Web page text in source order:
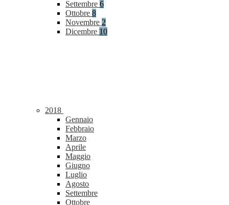
Settembre 6
Ottobre 8
Novembre 2
Dicembre 10
2018
Gennaio
Febbraio
Marzo
Aprile
Maggio
Giugno
Luglio
Agosto
Settembre
Ottobre